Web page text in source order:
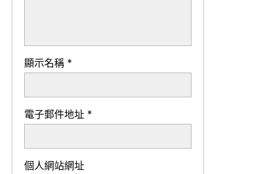
顯示名稱 *
電子郵件地址 *
個人網站網址